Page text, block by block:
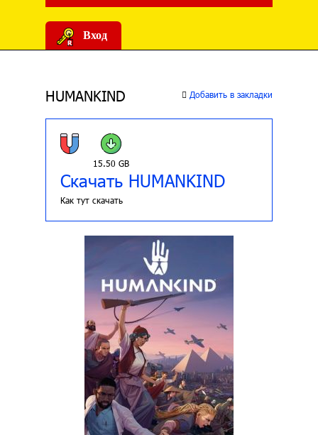
Вход
HUMANKIND Добавить в закладки
15.50 GB
Скачать HUMANKIND
Как тут скачать